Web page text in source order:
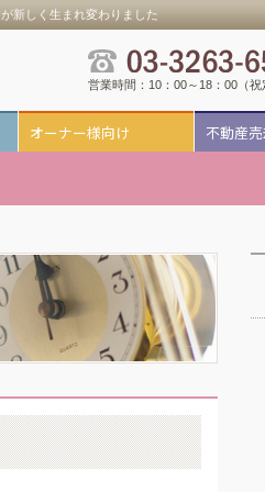
新しく生まれ変わりました
営業時間：10：00～18：00（祝
オーナー様向け 不動産